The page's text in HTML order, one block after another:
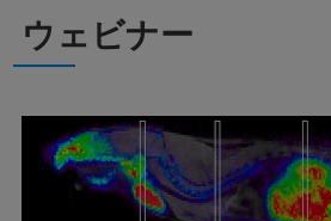
ウェビナー